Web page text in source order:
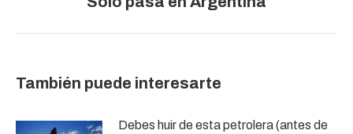
También puede interesarte
Debes huir de esta petrolera (antes de